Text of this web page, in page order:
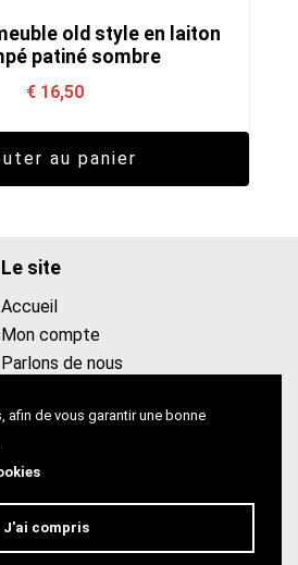
old style en laiton
patiné sombre
€16,50
au panier
Le site
Accueil
Mon compte
Parlons de nous
0475439258
Rue blaes 99, 1000 Bruxelles
afin de vous garantir une bonne
J'ai compris